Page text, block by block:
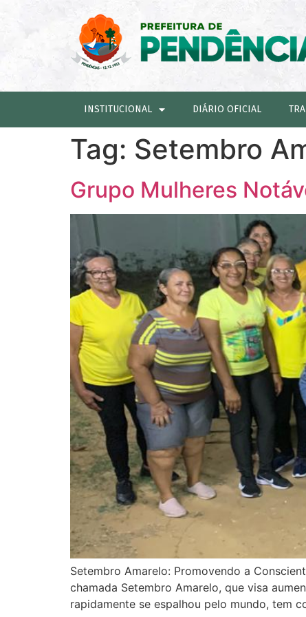
INSTITUCIONAL DIÁRIO OFICIAL
Tag: Setembro
Grupo Mulheres
Setembro Amarelo: Promovendo a
chamada Setembro Amarelo, que visa
rapidamente se espalhou pelo mundo, tem